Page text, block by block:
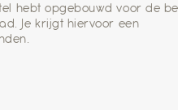
hebt opgebouwd voor de
Je krijgt hiervoor een